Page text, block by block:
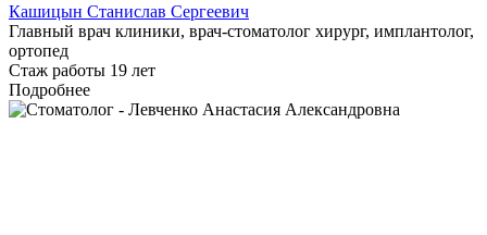
Кашицын Станислав Сергеевич
Главный врач клиники, врач-стоматолог хирург, имплантолог,
ортопед
Стаж работы 19 лет
Подробнее